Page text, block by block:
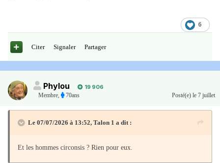
6
Citer Signaler Partager
Phylou
19 906
Membre, 70ans Posté(e) le 7 juillet
Le 07/07/2026 à 13:52, Talon 1 a dit :
Et les hommes circonsis ? Rien pour eux.